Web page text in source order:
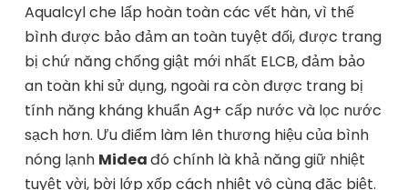
Aqualcyl che lấp hoàn toàn các vết hàn, vì thế
bình được bảo đảm an toàn tuyệt đối, được trang
bị chứ năng chống giật mới nhất ELCB, đảm bảo
an toàn khi sử dụng, ngoài ra còn được trang bị
tính năng kháng khuẩn Ag+ cấp nước và lọc nước
sạch hơn. Ưu điểm làm lên thương hiệu của bình
nóng lạnh Mideađó chính là khả năng giữ nhiệt
tuyệt vời, bời lớp xốp cách nhiệt vô cùng đặc biệt.